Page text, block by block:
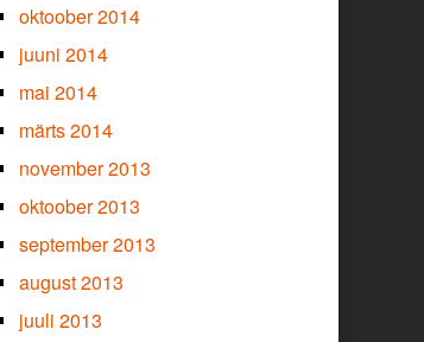
oktoober 2014
juuni 2014
mai 2014
märts 2014
november 2013
oktoober 2013
september 2013
august 2013
juuli 2013